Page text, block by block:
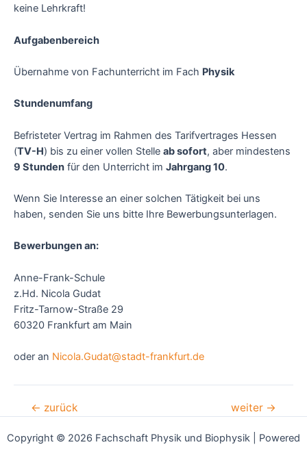
keine Lehrkraft!
Aufgabenbereich
Übernahme von Fachunterricht im Fach Physik
Stundenumfang
Befristeter Vertrag im Rahmen des Tarifvertrages Hessen
(TV-H) bis zu einer vollen Stelle ab sofort, aber mindestens
9 Stunden für den Unterricht im Jahrgang 10.
Wenn Sie Interesse an einer solchen Tätigkeit bei uns
haben, senden Sie uns bitte Ihre Bewerbungsunterlagen.
Bewerbungen an:
Anne-Frank-Schule
z.Hd. Nicola Gudat
Fritz-Tarnow-Straße 29
60320 Frankfurt am Main
oder an Nicola.Gudat@stadt-frankfurt.de
Beitragsnavigation
← zurück weiter →
Copyright © 2026 Fachschaft Physik und Biophysik | Powered